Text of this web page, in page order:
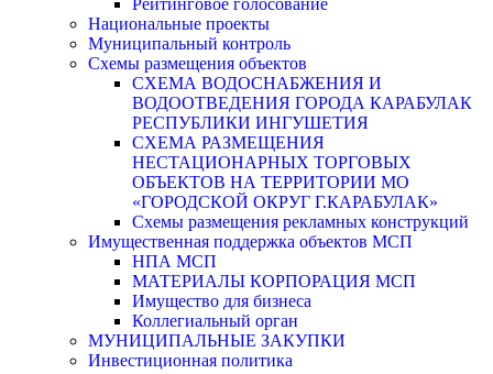
Национальные проекты
Муниципальный контроль
Схемы размещения объектов
СХЕМА ВОДОСНАБЖЕНИЯ И
ВОДООТВЕДЕНИЯ ГОРОДА КАРАБУЛАК
РЕСПУБЛИКИ ИНГУШЕТИЯ
СХЕМА РАЗМЕЩЕНИЯ
НЕСТАЦИОНАРНЫХ ТОРГОВЫХ
ОБЪЕКТОВ НА ТЕРРИТОРИИ МО
«ГОРОДСКОЙ ОКРУГ Г.КАРАБУЛАК»
Схемы размещения рекламных конструкций
Имущественная поддержка объектов МСП
НПА МСП
МАТЕРИАЛЫ КОРПОРАЦИЯ МСП
Имущество для бизнеса
Коллегиальный орган
МУНИЦИПАЛЬНЫЕ ЗАКУПКИ
Инвестиционная политика